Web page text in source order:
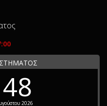
48
2026